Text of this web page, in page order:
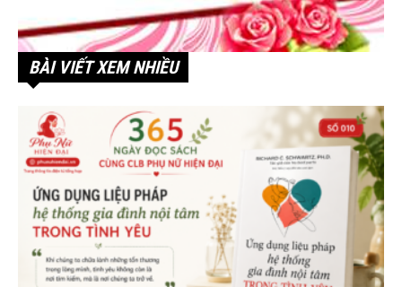
BÀI VIẾT XEM NHIỀU